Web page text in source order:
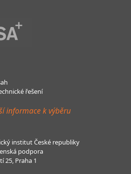
řešení
informace k výběru
institut České republiky
podpora
25, Praha 1